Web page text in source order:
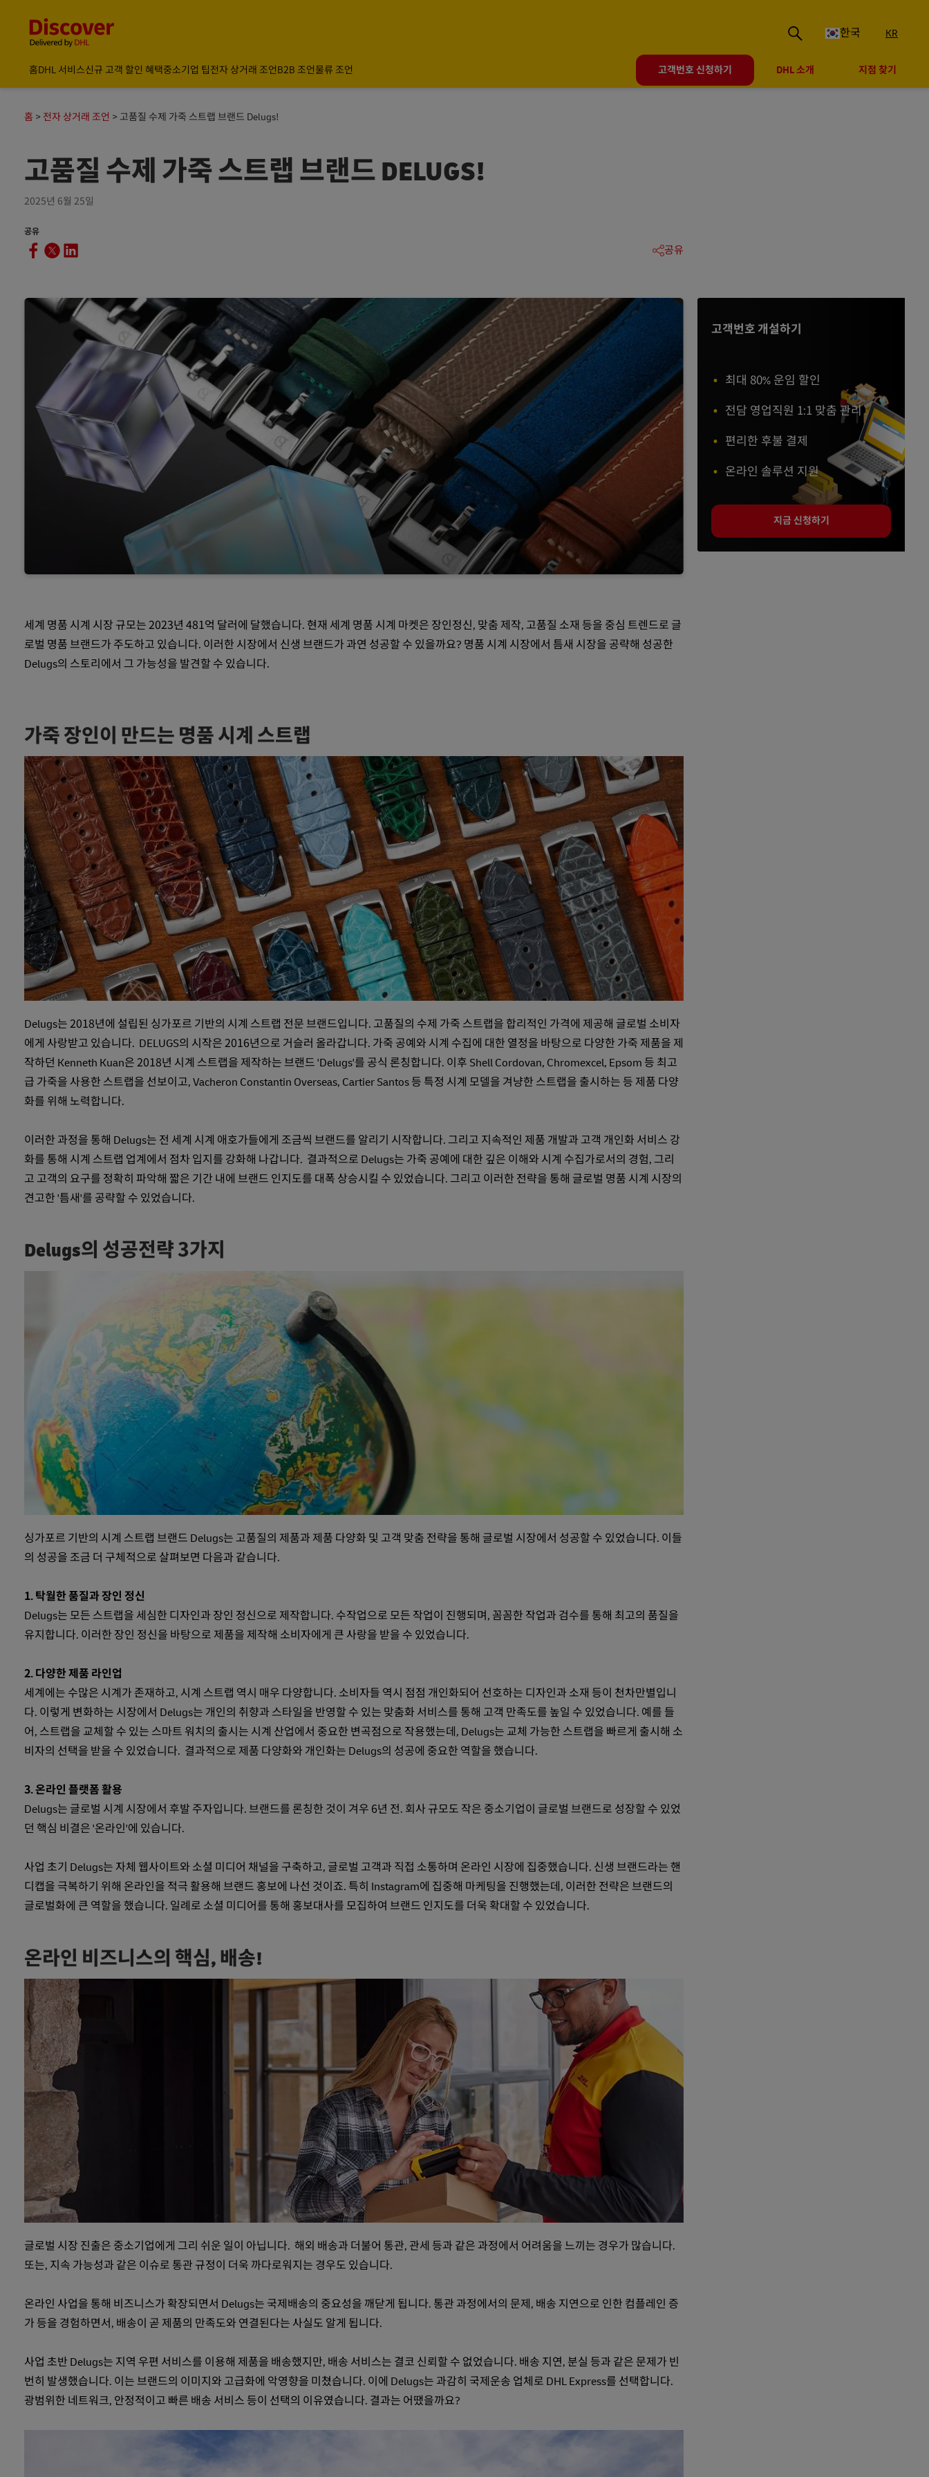
글로벌 배송 및 물류 인사이트 | DHL Discover 한국
한국 KR
홈DHL 서비스신규 고객 할인 혜택중소기업 팁전자 상거래 조언B2B 조언물류 조언 고객번호 신청하기 DHL 소개 지점 찾기
홈 전자 상거래 조언 고품질 수제 가죽 스트랩 브랜드 Delugs!
고품질 수제 가죽 스트랩 브랜드 DELUGS!
2025년 6월 25일
공유
공유
세계 명품 시계 시장 규모는 2023년 481억 달러에 달했습니다. 현재 세계 명품 시계 마켓은 장인정신, 맞춤 제작, 고품질 소재 등을 중심 트렌드로 글
로벌 명품 브랜드가 주도하고 있습니다. 이러한 시장에서 신생 브랜드가 과연 성공할 수 있을까요? 명품 시계 시장에서 틈새 시장을 공략해 성공한
Delugs의 스토리에서 그 가능성을 발견할 수 있습니다.
가죽 장인이 만드는 명품 시계 스트랩
Delugs는 2018년에 설립된 싱가포르 기반의 시계 스트랩 전문 브랜드입니다. 고품질의 수제 가죽 스트랩을 합리적인 가격에 제공해 글로벌 소비자
에게 사랑받고 있습니다. DELUGS의 시작은 2016년으로 거슬러 올라갑니다. 가죽 공예와 시계 수집에 대한 열정을 바탕으로 다양한 가죽 제품을 제
작하던 Kenneth Kuan은 2018년 시계 스트랩을 제작하는 브랜드 'Delugs'를 공식 론칭합니다. 이후 Shell Cordovan, Chromexcel, Epsom 등 최고
급 가죽을 사용한 스트랩을 선보이고, Vacheron Constantin Overseas, Cartier Santos 등 특정 시계 모델을 겨냥한 스트랩을 출시하는 등 제품 다양
화를 위해 노력합니다.
이러한 과정을 통해 Delugs는 전 세계 시계 애호가들에게 조금씩 브랜드를 알리기 시작합니다. 그리고 지속적인 제품 개발과 고객 개인화 서비스 강
화를 통해 시계 스트랩 업계에서 점차 입지를 강화해 나갑니다. 결과적으로 Delugs는 가죽 공예에 대한 깊은 이해와 시계 수집가로서의 경험, 그리
고 고객의 요구를 정확히 파악해 짧은 기간 내에 브랜드 인지도를 대폭 상승시킬 수 있었습니다. 그리고 이러한 전략을 통해 글로벌 명품 시계 시장의
견고한 '틈새'를 공략할 수 있었습니다.
Delugs의 성공전략 3가지
싱가포르 기반의 시계 스트랩 브랜드 Delugs는 고품질의 제품과 제품 다양화 및 고객 맞춤 전략을 통해 글로벌 시장에서 성공할 수 있었습니다. 이들
의 성공을 조금 더 구체적으로 살펴보면 다음과 같습니다.
1. 탁월한 품질과 장인 정신
Delugs는 모든 스트랩을 세심한 디자인과 장인 정신으로 제작합니다. 수작업으로 모든 작업이 진행되며, 꼼꼼한 작업과 검수를 통해 최고의 품질을
유지합니다. 이러한 장인 정신을 바탕으로 제품을 제작해 소비자에게 큰 사랑을 받을 수 있었습니다.
2. 다양한 제품 라인업
세계에는 수많은 시계가 존재하고, 시계 스트랩 역시 매우 다양합니다. 소비자들 역시 점점 개인화되어 선호하는 디자인과 소재 등이 천차만별입니
다. 이렇게 변화하는 시장에서 Delugs는 개인의 취향과 스타일을 반영할 수 있는 맞춤화 서비스를 통해 고객 만족도를 높일 수 있었습니다. 예를 들
어, 스트랩을 교체할 수 있는 스마트 워치의 출시는 시계 산업에서 중요한 변곡점으로 작용했는데, Delugs는 교체 가능한 스트랩을 빠르게 출시해 소
비자의 선택을 받을 수 있었습니다. 결과적으로 제품 다양화와 개인화는 Delugs의 성공에 중요한 역할을 했습니다.
3. 온라인 플랫폼 활용
Delugs는 글로벌 시계 시장에서 후발 주자입니다. 브랜드를 론칭한 것이 겨우 6년 전. 회사 규모도 작은 중소기업이 글로벌 브랜드로 성장할 수 있었
던 핵심 비결은 '온라인'에 있습니다.
사업 초기 Delugs는 자체 웹사이트와 소셜 미디어 채널을 구축하고, 글로벌 고객과 직접 소통하며 온라인 시장에 집중했습니다. 신생 브랜드라는 핸
디캡을 극복하기 위해 온라인을 적극 활용해 브랜드 홍보에 나선 것이죠. 특히 Instagram에 집중해 마케팅을 진행했는데, 이러한 전략은 브랜드의
글로벌화에 큰 역할을 했습니다. 일례로 소셜 미디어를 통해 홍보대사를 모집하여 브랜드 인지도를 더욱 확대할 수 있었습니다.
온라인 비즈니스의 핵심, 배송!
글로벌 시장 진출은 중소기업에게 그리 쉬운 일이 아닙니다. 해외 배송과 더불어 통관, 관세 등과 같은 과정에서 어려움을 느끼는 경우가 많습니다.
또는, 지속 가능성과 같은 이슈로 통관 규정이 더욱 까다로워지는 경우도 있습니다.
온라인 사업을 통해 비즈니스가 확장되면서 Delugs는 국제배송의 중요성을 깨닫게 됩니다. 통관 과정에서의 문제, 배송 지연으로 인한 컴플레인 증
가 등을 경험하면서, 배송이 곧 제품의 만족도와 연결된다는 사실도 알게 됩니다.
사업 초반 Delugs는 지역 우편 서비스를 이용해 제품을 배송했지만, 배송 서비스는 결코 신뢰할 수 없었습니다. 배송 지연, 분실 등과 같은 문제가 빈
번히 발생했습니다. 이는 브랜드의 이미지와 고급화에 악영향을 미쳤습니다. 이에 Delugs는 과감히 국제운송 업체로 DHL Express를 선택합니다.
광범위한 네트워크, 안정적이고 빠른 배송 서비스 등이 선택의 이유였습니다. 결과는 어땠을까요?
고객번호 개설하기
최대 80% 운임 할인
전담 영업직원 1:1 맞춤 관리
편리한 후불 결제
온라인 솔루션 지원
지금 신청하기